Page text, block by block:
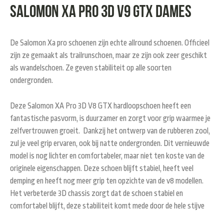
Salomon XA pro 3D v9 GTX dames
De Salomon Xa pro schoenen zijn echte allround schoenen. Officieel
zijn ze gemaakt als trailrunschoen, maar ze zijn ook zeer geschikt
als wandelschoen. Ze geven stabiliteit op alle soorten
ondergronden.
Deze Salomon XA Pro 3D V8 GTX hardloopschoen heeft een
fantastische pasvorm, is duurzamer en zorgt voor grip waarmee je
zelfvertrouwen groeit. Dankzij het ontwerp van de rubberen zool,
zul je veel grip ervaren, ook bij natte ondergronden. Dit vernieuwde
model is nog lichter en comfortabeler, maar niet ten koste van de
originele eigenschappen. Deze schoen blijft stabiel, heeft veel
demping en heeft nog meer grip ten opzichte van de v8 modellen.
Het verbeterde 3D chassis zorgt dat de schoen stabiel en
comfortabel blijft, deze stabiliteit komt mede door de hele stijve